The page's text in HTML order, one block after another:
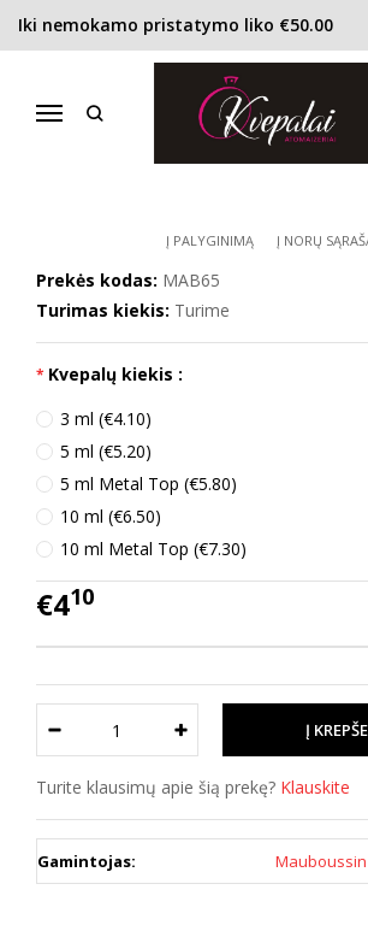
Iki nemokamo pristatymo liko €50.00
Navigacija
Pagrindinis KONCENTRACIJA
Kvapusis
Mauboussin Mauboussin a la Folie EDP
MAUBOUSSIN
FOLIE EDP MOTERIMS
Į PALYGINIMĄ Į NORŲ
Prekės kodas: MAB65
Turimas kiekis: Turime
Kvepalų kiekis :
3 ml (€4.10)
5 ml (€5.20)
5 ml Metal Top (€5.80)
10 ml (€6.50)
10 ml Metal Top (€7.30)
€410
Turite klausimų apie šią prekę? Klauskite
Gamintojas: Mauboussin